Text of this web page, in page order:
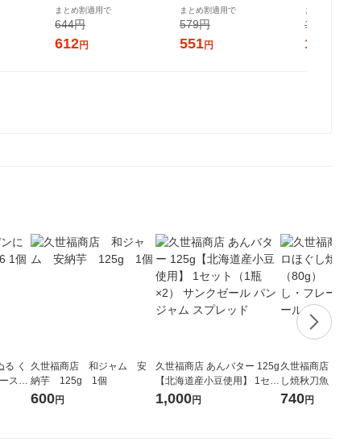
フッ素配
1セット
NONIO（ノニオ）プラスホ
ワイトニング ハミガキ 130g
1セット（2本）ライオン 口
臭予防
まとめ割適用で
644円
612円
汗剤 ロート製薬
まとめ割適用で
579円
551円
復成分ダ
防 90g 1
まとめ割適
1,140円
1,083
る く
スプ
久世福商店 和ジャム 安
納芋 125g 1個
600円
久世福商店 あんバター 125g
【北海道産小豆使用】 1セッ
ト（1瓶×2） サンクゼール
1,000円
久世福商店 ゴ
し焼秋刀魚
さんまほぐし
740円